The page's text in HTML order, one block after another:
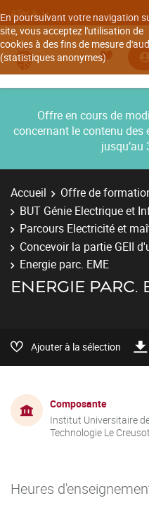
En poursuivant votre navigation
site, vous acceptez l'utilisation de
cookies à des fins de mesure
(statistiques anonymes).
Aller à
Offre en cours de
concernant le contenu des
jusqu’au
Accueil Offre de
BUT Génie Electrique et
Parcours Electricité et
Concevoir la partie GEII
Energie parc. EME
ENERGIE PARC.
Ajouter à la sélection
Composante
Institut Universitaire
Technologie Le Creusot
Heures